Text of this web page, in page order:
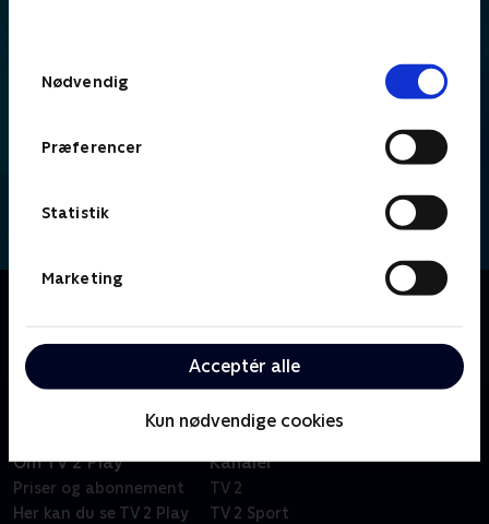
Nødvendig
Præferencer
Statistik
Marketing
Acceptér alle
Kun nødvendige cookies
Reimar byder velkommen til 'Fællessang på Charlie'.
Om TV 2 Play
Priser og abonnement
Her kan du se TV 2 Play
Kanaler
TV 2
TV 2 Sport